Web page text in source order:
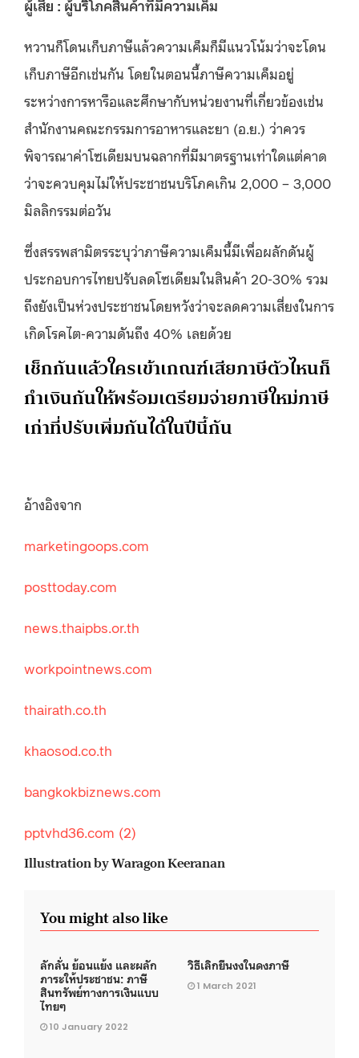
ผู้เสีย : ผู้บริโภคสินค้าที่มีความเค็ม
หวานก็โดนเก็บภาษีแล้วความเค็มก็มีแนวโน้มว่าจะโดน
เก็บภาษีอีกเช่นกัน โดยในตอนนี้ภาษีความเค็มอยู่
ระหว่างการหารือและศึกษากับหน่วยงานที่เกี่ยวข้องเช่น
สำนักงานคณะกรรมการอาหารและยา (อ.ย.) ว่าควร
พิจารณาค่าโซเดียมบนฉลากที่มีมาตรฐานเท่าใดแต่คาด
ว่าจะควบคุมไม่ให้ประชาชนบริโภคเกิน 2,000 – 3,000
มิลลิกรรมต่อวัน
ซึ่งสรรพสามิตรระบุว่าภาษีความเค็มนี้มีเพื่อผลักดันผู้
ประกอบการไทยปรับลดโซเดียมในสินค้า 20-30% รวม
ถึงยังเป็นห่วงประชาชนโดยหวังว่าจะลดความเสี่ยงในการ
เกิดโรคไต-ความดันถึง 40% เลยด้วย
เช็กกันแล้วใครเข้าเกณฑ์เสียภาษีตัวไหนก็
กำเงินกันให้พร้อมเตรียมจ่ายภาษีใหม่ภาษี
เก่าที่ปรับเพิ่มกันได้ในปีนี้กัน
อ้างอิงจาก
marketingoops.com
posttoday.com
news.thaipbs.or.th
workpointnews.com
thairath.co.th
khaosod.co.th
bangkokbiznews.com
pptvhd36.com (2)
Illustration by Waragon Keeranan
You might also like
ลักลั่น ย้อนแย้ง และผลัก
ภาระให้ประชาชน: ภาษี
สินทรัพย์ทางการเงินแบบ
ไทยๆ
10 January 2022
วิธีเลิกยืนงงในดงภาษี
1 March 2021